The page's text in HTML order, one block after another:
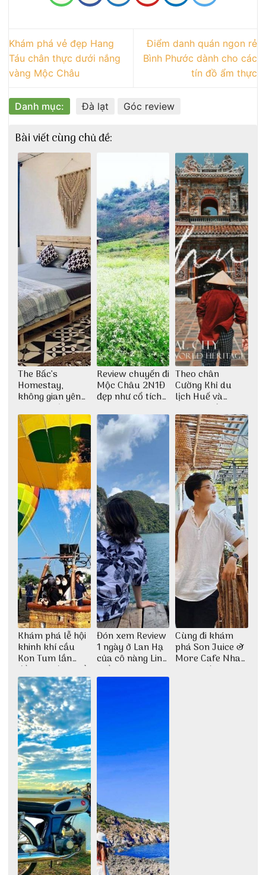
Khám phá vẻ đẹp Hang
Táu chân thực dưới nắng
vàng Mộc Châu
Điểm danh quán ngon rẻ
Bình Phước dành cho các
tín đồ ẩm thực
Danh mục: Đà lạt Góc review
Bài viết cùng chủ đề:
The Bấc’s
Homestay,
không gian yên
bình tại Hòn Sơn
Review chuyến đi
Mộc Châu 2N1Đ
đẹp như cổ tích
Thu Hà
Theo chân
Cường Khỉ du
lịch Huế và
check-in đúng
những góc chụp
đẹp
Khám phá lễ hội
khinh khí cầu
Kon Tum lần
đầu tiên được tổ
chức
Đón xem Review
1 ngày ở Lan Hạ
của cô nàng Linh
Trần
Cùng đi khám
phá Son Juice &
More Cafe Nha
Trang với anh